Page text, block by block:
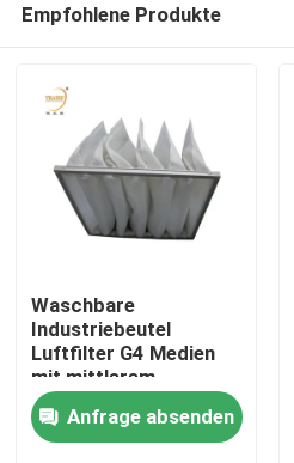
Haus
Produkte
Empfohlene Produkte
Waschbare
Industriebeutel
Luftfilter G4 Medien
mit mittlerem
Wirkungsgrad
Taschenluftkonditioner
Filterbeutel für HVAC-
Anfrage absenden